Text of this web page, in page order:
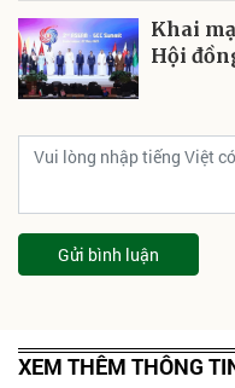
Khai
Hội
Gửi bình luận
XEM THÊM THÔNG